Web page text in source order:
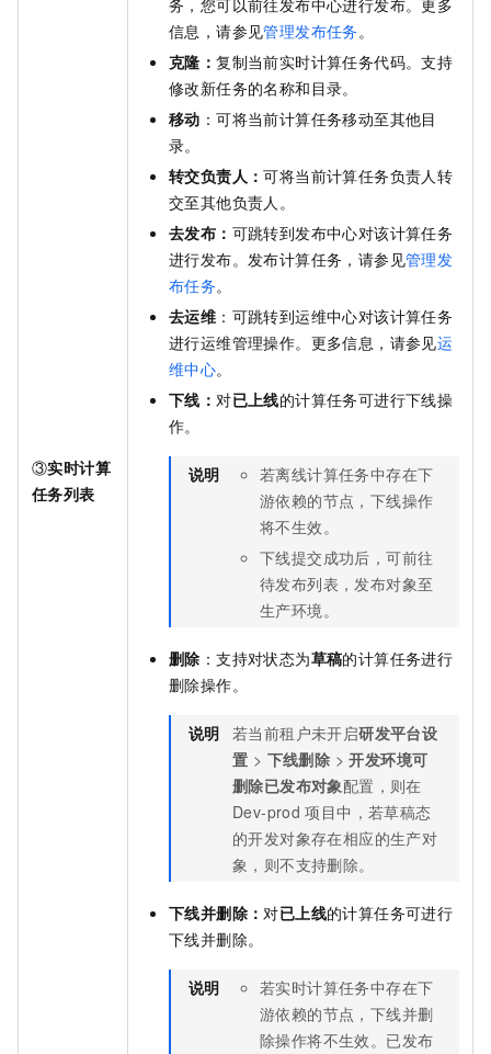
③实时计算
任务列表
务，您可以前往发布中心进行发布。更多
信息，请参见管理发布任务。
克隆：复制当前实时计算任务代码。支持
修改新任务的名称和目录。
移动 ：可将当前计算任务移动至其他目
录。
转交负责人：可将当前计算任务负责人转
交至其他负责人。
去发布： 可跳转到发布中心对该计算任务
进行发布。发布计算任务，请参见管理发
布任务。
去运维 ：可跳转到运维中心对该计算任务
进行运维管理操作。更多信息，请参见运
维中心。
下线：对已上线的计算任务可进行下线操
作。
说明
若离线计算任务中存在下
游依赖的节点，下线操作
将不生效。
下线提交成功后，可前往
待发布列表，发布对象至
生产环境。
删除 ：支持对状态为草稿的计算任务进行
删除操作。
说明 若当前租户未开启研发平台设
置 > 下线删除 >开发环境可
删除已发布对象配置，则在
Dev-prod 项目中，若草稿态
的开发对象存在相应的生产对
象，则不支持删除。
下线并删除：对已上线的计算任务可进行
下线并删除。
说明
若实时计算任务中存在下
游依赖的节点，下线并删
除操作将不生效。已发布